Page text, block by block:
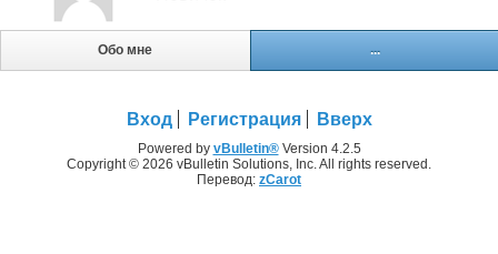
Обо мне ...
Вход Регистрация Вверх
Powered by vBulletin®Version 4.2.5
Copyright © 2026 vBulletin Solutions, Inc. All rights reserved.
Перевод: zCarot